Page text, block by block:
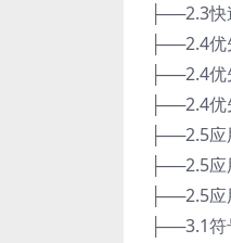
├──2.3
├──2.4
├──2.4
├──2.4
├──2.5
├──2.5
├──2.5
├──3.1